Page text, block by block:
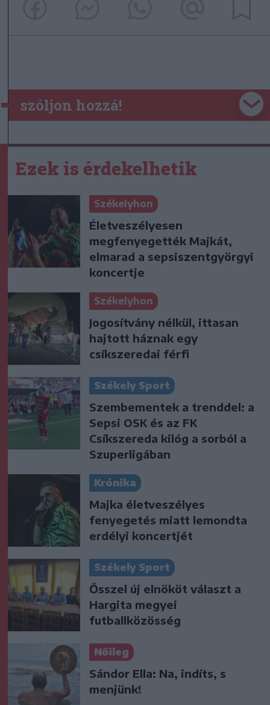
szóljon hozzá!
Ezek is érdekelhetik
Székelyhon
Életveszélyesen
megfenyegették Majkát,
elmarad a sepsiszentgyörgyi
koncertje
Székelyhon
Jogosítvány nélkül, ittasan
hajtott háznak egy
csíkszeredai férfi
Székely Sport
Szembementek a trenddel: a
Sepsi OSK és az FK
Csíkszereda kilóg a sorból a
Szuperligában
Krónika
Majka életveszélyes
fenyegetés miatt lemondta
erdélyi koncertjét
Székely Sport
Ősszel új elnököt választ a
Hargita megyei
futballközösség
Nőileg
Sándor Ella: Na, indíts, s
menjünk!